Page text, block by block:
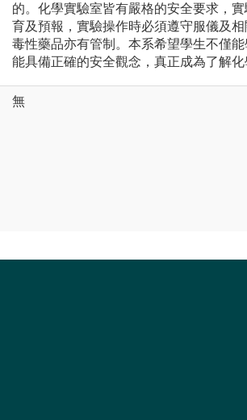
的。化學實驗室皆有嚴格的安全要求，
育及預報，實驗操作時必須遵守服儀及
毒性藥品亦有管制。本系希望學生不僅
能具備正確的安全觀念，真正成為了解化
無